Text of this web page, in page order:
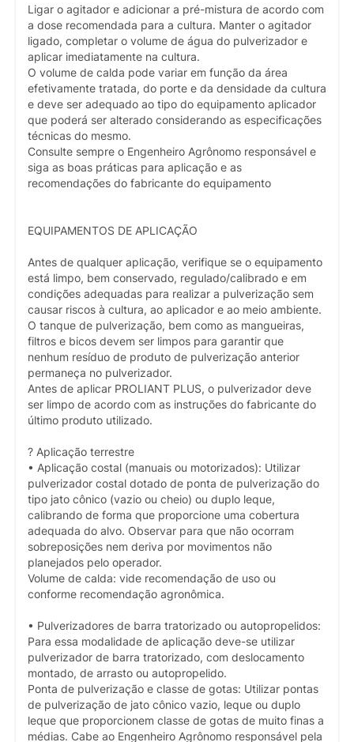
Ligar o agitador e adicionar a pré-mistura de acordo com
a dose recomendada para a cultura. Manter o agitador
ligado, completar o volume de água do pulverizador e
aplicar imediatamente na cultura.
O volume de calda pode variar em função da área
efetivamente tratada, do porte e da densidade da cultura
e deve ser adequado ao tipo do equipamento aplicador
que poderá ser alterado considerando as especificações
técnicas do mesmo.
Consulte sempre o Engenheiro Agrônomo responsável e
siga as boas práticas para aplicação e as
recomendações do fabricante do equipamento
EQUIPAMENTOS DE APLICAÇÃO
Antes de qualquer aplicação, verifique se o equipamento
está limpo, bem conservado, regulado/calibrado e em
condições adequadas para realizar a pulverização sem
causar riscos à cultura, ao aplicador e ao meio ambiente.
O tanque de pulverização, bem como as mangueiras,
filtros e bicos devem ser limpos para garantir que
nenhum resíduo de produto de pulverização anterior
permaneça no pulverizador.
Antes de aplicar PROLIANT PLUS, o pulverizador deve
ser limpo de acordo com as instruções do fabricante do
último produto utilizado.
? Aplicação terrestre
• Aplicação costal (manuais ou motorizados): Utilizar
pulverizador costal dotado de ponta de pulverização do
tipo jato cônico (vazio ou cheio) ou duplo leque,
calibrando de forma que proporcione uma cobertura
adequada do alvo. Observar para que não ocorram
sobreposições nem deriva por movimentos não
planejados pelo operador.
Volume de calda: vide recomendação de uso ou
conforme recomendação agronômica.
• Pulverizadores de barra tratorizado ou autopropelidos:
Para essa modalidade de aplicação deve-se utilizar
pulverizador de barra tratorizado, com deslocamento
montado, de arrasto ou autopropelido.
Ponta de pulverização e classe de gotas: Utilizar pontas
de pulverização de jato cônico vazio, leque ou duplo
leque que proporcionem classe de gotas de muito finas a
médias. Cabe ao Engenheiro Agrônomo responsável pela